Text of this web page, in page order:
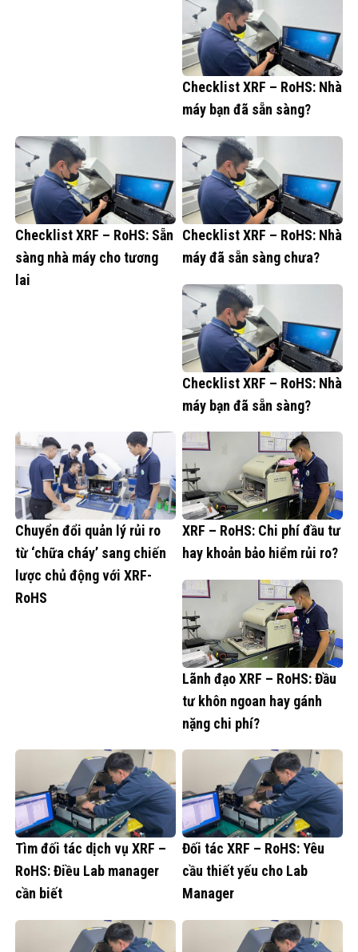
Checklist XRF – RoHS: Nhà
máy bạn đã sẵn sàng?
Checklist XRF – RoHS: Sẵn
sàng nhà máy cho tương
lai
Checklist XRF – RoHS: Nhà
máy đã sẵn sàng chưa?
Checklist XRF – RoHS: Nhà
máy bạn đã sẵn sàng?
Chuyển đổi quản lý rủi ro
từ ‘chữa cháy’ sang chiến
lược chủ động với XRF-
RoHS
XRF – RoHS: Chi phí đầu tư
hay khoản bảo hiểm rủi ro?
Lãnh đạo XRF – RoHS: Đầu
tư khôn ngoan hay gánh
nặng chi phí?
Tìm đối tác dịch vụ XRF –
RoHS: Điều Lab manager
cần biết
Đối tác XRF – RoHS: Yêu
cầu thiết yếu cho Lab
Manager